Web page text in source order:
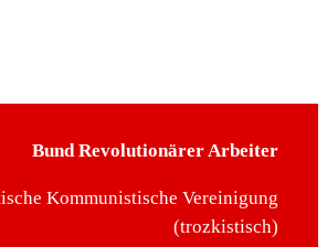
Bund Revolutionärer Arbeiter
Kommunistische Vereinigung
(trozkistisch)